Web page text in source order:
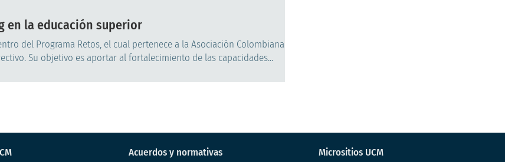
en la educación superior
del Programa Retos, el cual pertenece a la Asociación Colombiana
Su objetivo es aportar al fortalecimiento de las capacidades...
Acuerdos y normativas Micrositios UCM